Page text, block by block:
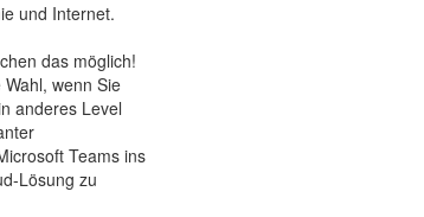
und Internet.
das möglich!
wenn Sie
anderes Level
Teams ins
Lösung zu